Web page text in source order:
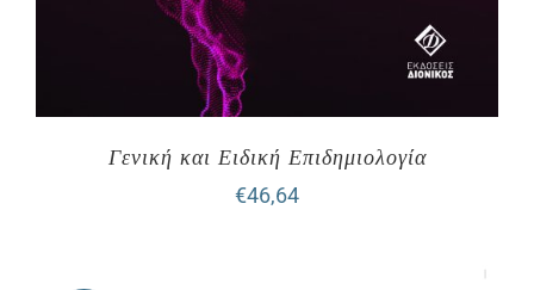
Γενική και Ειδική Επιδημιολογία
€46,64